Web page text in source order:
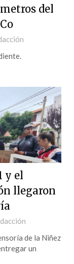
del
y el
llegaron
de la Niñez
un